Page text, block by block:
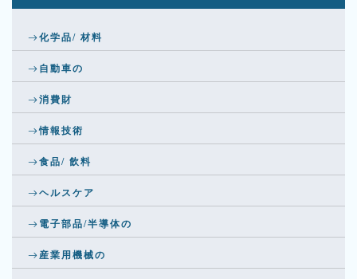
化学品/ 材料
自動車の
消費財
情報技術
食品/ 飲料
ヘルスケア
電子部品/半導体の
産業用機械の